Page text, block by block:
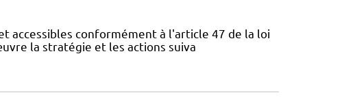
accessibles conformément à l'article 47 de la loi
la stratégie et les actions suiva